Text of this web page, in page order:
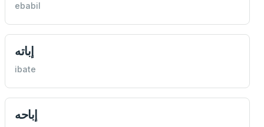
ebabil
إباته
ibate
إباحه